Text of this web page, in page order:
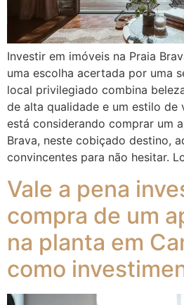
Investir em imóveis na Praia
uma escolha acertada por uma
local privilegiado combina
de alta qualidade e um estilo de
está considerando comprar um
Brava, neste cobiçado destino,
convincentes para não hesitar.
Vale a pena
compra de um
na planta em
como